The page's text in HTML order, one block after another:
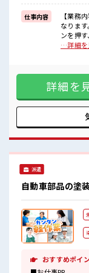
■職場の雰囲気
派手すぎなければ
20代の若い世代
休憩室で楽しくお
仕事内容
【業務
なりま
ンを押
繰り返
高収入
ます♪ ≪
り奇抜
リ≫ 制
事だけ
は不安
囲気 派
Point☆
…詳細を
詳細を
派遣
自動車部品の塗
おすすめポイ